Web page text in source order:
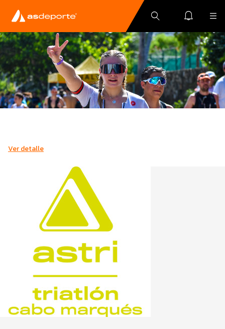
Ver detalle